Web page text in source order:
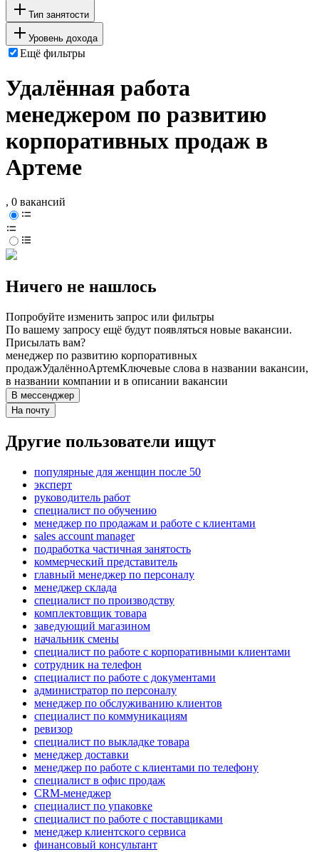
Тип занятости
Уровень дохода
Ещё фильтры
Удалённая работа
менеджером по развитию
корпоративных продаж в
Артеме
, 0 вакансий
Ничего не нашлось
Попробуйте изменить запрос или фильтры
По вашему запросу ещё будут появляться новые вакансии.
Присылать вам?
менеджер по развитию корпоративных
продажУдалённоАртемКлючевые слова в названии вакансии,
в названии компании и в описании вакансии
В мессенджер
На почту
Другие пользователи ищут
популярные для женщин после 50
эксперт
руководитель работ
специалист по обучению
менеджер по продажам и работе с клиентами
sales account manager
подработка частичная занятость
коммерческий представитель
главный менеджер по персоналу
менеджер склада
специалист по производству
комплектовщик товара
заведующий магазином
начальник смены
специалист по работе с корпоративными клиентами
сотрудник на телефон
специалист по работе с документами
администратор по персоналу
менеджер по обслуживанию клиентов
специалист по коммуникациям
ревизор
специалист по выкладке товара
менеджер доставки
менеджер по работе с клиентами по телефону
специалист в офис продаж
CRM-менеджер
специалист по упаковке
специалист по работе с поставщиками
менеджер клиентского сервиса
финансовый консультант